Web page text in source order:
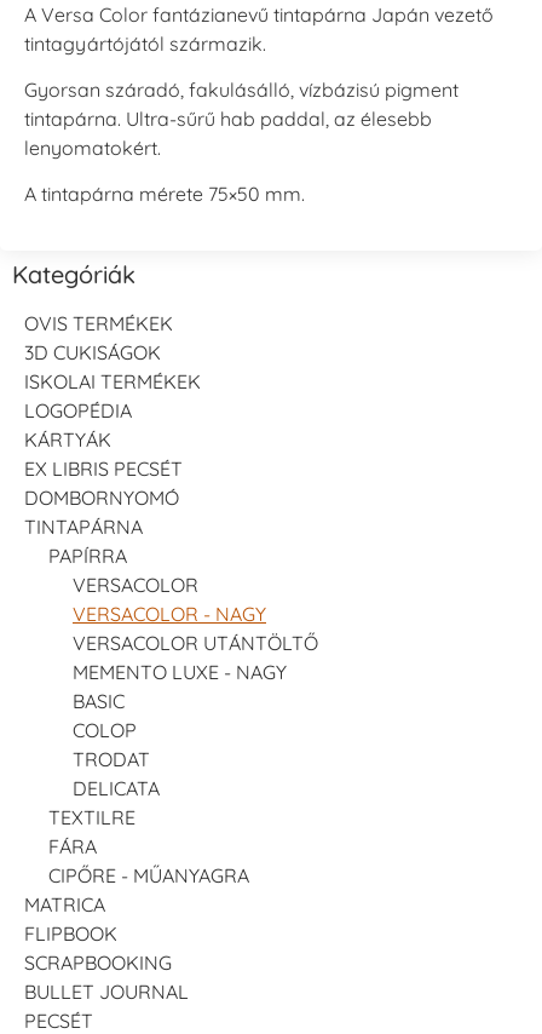
A Versa Color fantázianevű tintapárna Japán vezető
tintagyártójától származik.
Gyorsan száradó, fakulásálló, vízbázisú pigment
tintapárna. Ultra-sűrű hab paddal, az élesebb
lenyomatokért.
A tintapárna mérete 75×50 mm.
Kategóriák
OVIS TERMÉKEK
3D CUKISÁGOK
ISKOLAI TERMÉKEK
LOGOPÉDIA
KÁRTYÁK
EX LIBRIS PECSÉT
DOMBORNYOMÓ
TINTAPÁRNA
PAPÍRRA
VERSACOLOR
VERSACOLOR - NAGY
VERSACOLOR UTÁNTÖLTŐ
MEMENTO LUXE - NAGY
BASIC
COLOP
TRODAT
DELICATA
TEXTILRE
FÁRA
CIPŐRE - MŰANYAGRA
MATRICA
FLIPBOOK
SCRAPBOOKING
BULLET JOURNAL
PECSÉT